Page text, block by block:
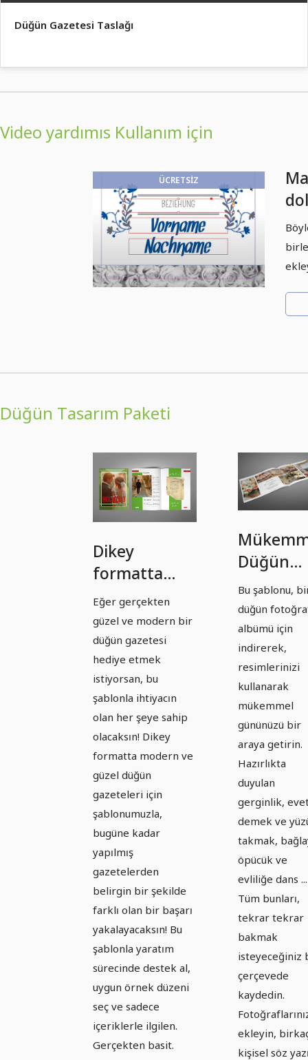
Düğün Gazetesi Taslağı
Video yardımıs Kullanım için
ÜCRETSIZ
Düğün Tasarım Paketi
Dikey
formatta
mükemmel
düğün
gazetesi
şablonu
Eğer gerçekten
güzel ve modern bir
düğün gazetesi
hediye etmek
istiyorsan, bu
şablonla ihtiyacın
olan her şeye sahip
olacaksın! Dikey
formatta modern ve
güzel düğün
gazeteleri için
şablonumuzla,
bugüne kadar
yapılmış
gazetelerden
belirgin bir şekilde
farklı olan bir başarı
yakalayacaksın! Bu
şablonla yaratım
sürecinde destek al,
uygun örnek düzeni
seç ve sadece
içeriklerle ilgilen.
Gerçekten basit.
Düğün
Fotoğraf
Albümü
Versiyon
Bu şablonu,
düğün
albümü için
indirerek,
resimlerinizi
kullanarak
mükemmel
gününüzü bir
araya getirin.
Hazırlıkta
duyulan
gerginlik,
demek ve
takmak,
öpücük ve
evliliğe dans ...
Tüm bunları,
tekrar tekrar
bakmak
isteyeceğiniz
çerçevede
kaydedin.
ekleyin,
kişisel söz